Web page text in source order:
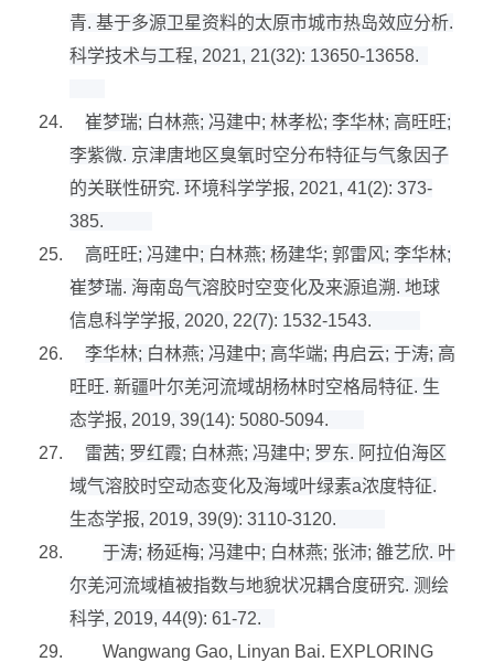
青.基于多源卫星资料的太原市城市热岛效应分析.
科学技术与工程, 2021, 21(32): 13650-13658.
24. 崔梦瑞; 白林燕; 冯建中; 林孝松; 李华林; 高旺旺;
李紫微. 京津唐地区臭氧时空分布特征与气象因子
的关联性研究.环境科学学报, 2021, 41(2): 373-
385.
25.
高旺旺; 冯建中; 白林燕; 杨建华; 郭雷风; 李华林;
崔梦瑞. 海南岛气溶胶时空变化及来源追溯.地球
信息科学学报, 2020, 22(7): 1532-1543.
26.
李华林; 白林燕; 冯建中; 高华端; 冉启云; 于涛; 高
旺旺.新疆叶尔羌河流域胡杨林时空格局特征. 生
态学报, 2019, 39(14): 5080-5094.
27.
雷茜; 罗红霞; 白林燕; 冯建中; 罗东. 阿拉伯海区
域气溶胶时空动态变化及海域叶绿素a浓度特征.
生态学报, 2019, 39(9): 3110-3120.
28.
于涛; 杨延梅; 冯建中; 白林燕; 张沛; 雒艺欣. 叶
尔羌河流域植被指数与地貌状况耦合度研究.测绘
科学, 2019, 44(9): 61-72.
29.
Wangwang Gao, Linyan Bai. EXPLORING